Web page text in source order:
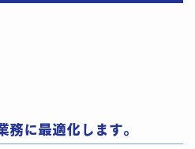
務に​最適化します。